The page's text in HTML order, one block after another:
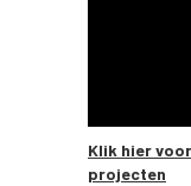
Klik hier
projecten